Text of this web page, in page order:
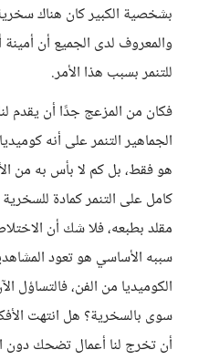
بشخصية الكبير كان هناك
والمعروف لدى الجميع أن
للتنمر بسبب هذا الأمر.
فكان من المزعج جدًا أن يقدم
الجماهير التنمر على أنه
هو فقط، بل كم لا بأس به من
كامل على التنمر كمادة
مقلد بطبعه، فلا شك أن
سببه الأساسي هو تعود
الكوميديا من الفن، فالتساؤل
سوى بالسخرية؟ هل انتهت
أن تخرج لنا أعمال تضحك دون